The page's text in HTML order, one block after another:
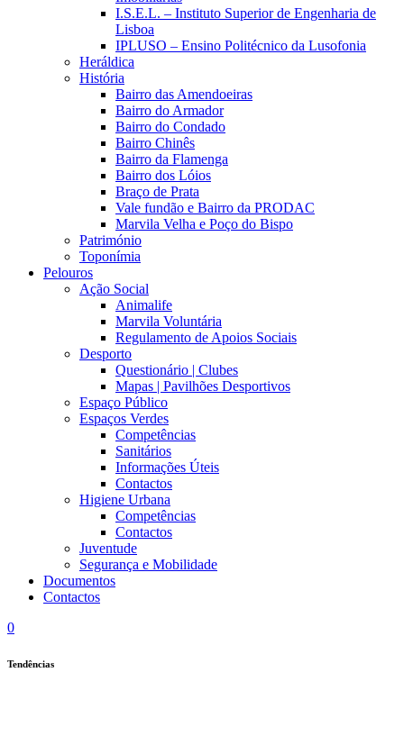
I.S.E.L. – Instituto Superior de Engenharia de
Lisboa
IPLUSO – Ensino Politécnico da Lusofonia
Heráldica
História
Bairro das Amendoeiras
Bairro do Armador
Bairro do Condado
Bairro Chinês
Bairro da Flamenga
Bairro dos Lóios
Braço de Prata
Vale fundão e Bairro da PRODAC
Marvila Velha e Poço do Bispo
Património
Toponímia
Pelouros
Ação Social
Animalife
Marvila Voluntária
Regulamento de Apoios Sociais
Desporto
Questionário | Clubes
Mapas | Pavilhões Desportivos
Espaço Público
Espaços Verdes
Competências
Sanitários
Informações Úteis
Contactos
Higiene Urbana
Competências
Contactos
Juventude
Segurança e Mobilidade
Documentos
Contactos
0
Tendências